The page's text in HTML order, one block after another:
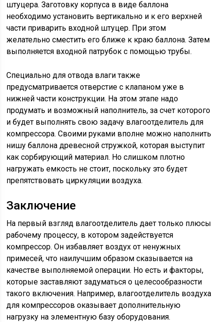
штуцера. Заготовку корпуса в виде баллона
необходимо установить вертикально и к его верхней
части приварить входной штуцер. При этом
желательно сместить его ближе к краю баллона. Затем
выполняется входной патрубок с помощью трубы.
Специально для отвода влаги также
предусматривается отверстие с клапаном уже в
нижней части конструкции. На этом этапе надо
продумать и возможный наполнитель, за счет которого
и будет выполнять свою задачу влагоотделитель для
компрессора. Своими руками вполне можно наполнить
нишу баллона древесной стружкой, которая выступит
как сорбирующий материал. Но слишком плотно
нагружать емкость не стоит, поскольку это будет
препятствовать циркуляции воздуха.
Заключение
На первый взгляд влагоотделитель дает только плюсы
рабочему процессу, в котором задействуется
компрессор. Он избавляет воздух от ненужных
примесей, что наилучшим образом сказывается на
качестве выполняемой операции. Но есть и факторы,
которые заставляют задуматься о целесообразности
такого включения. Например, влагоотделитель воздуха
для компрессоров оказывает дополнительную
нагрузку на элементную базу оборудования.